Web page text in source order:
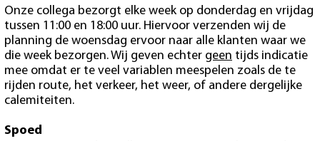
Onze collega bezorgt elke week op donderdag en vrijdag
tussen 11:00 en 18:00 uur. Hiervoor verzenden wij de
planning de woensdag ervoor naar alle klanten waar we
die week bezorgen. Wij geven echter geen tijds indicatie
mee omdat er te veel variablen meespelen zoals de te
rijden route, het verkeer, het weer, of andere dergelijke
calemiteiten.
Spoed